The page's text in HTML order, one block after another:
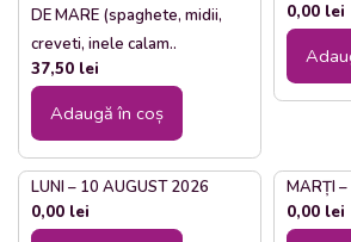
DE MARE (spaghete, midii,
creveti, inele calam..
37,50 lei
Adaugă în coș
0,00 lei
LUNI – 10 AUGUST 2026
0,00 lei
MARȚI
0,00 lei